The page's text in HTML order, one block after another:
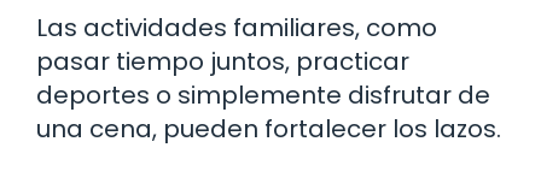
Las actividades familiares, como
pasar tiempo juntos, practicar
deportes o simplemente disfrutar de
una cena, pueden fortalecer los lazos.